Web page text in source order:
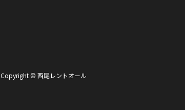
Copyright © 西尾レントオール